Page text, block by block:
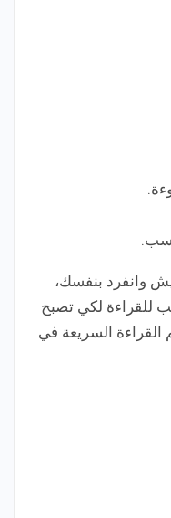
وانفرد بنفسك،
للقراءة لكي تصبح
القراءة السريعة في